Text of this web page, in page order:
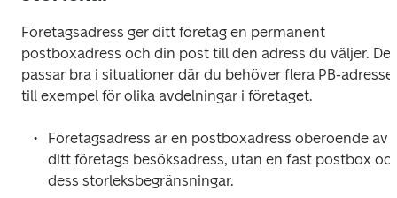
Företagsadress ger ditt företag en permanent
postboxadress och din post till den adress du väljer. Det
passar bra i situationer där du behöver flera PB-
till exempel för olika avdelningar i företaget.
Företagsadress är en postboxadress oberoende av
ditt företags besöksadress, utan en fast postbox
dess storleksbegränsningar.